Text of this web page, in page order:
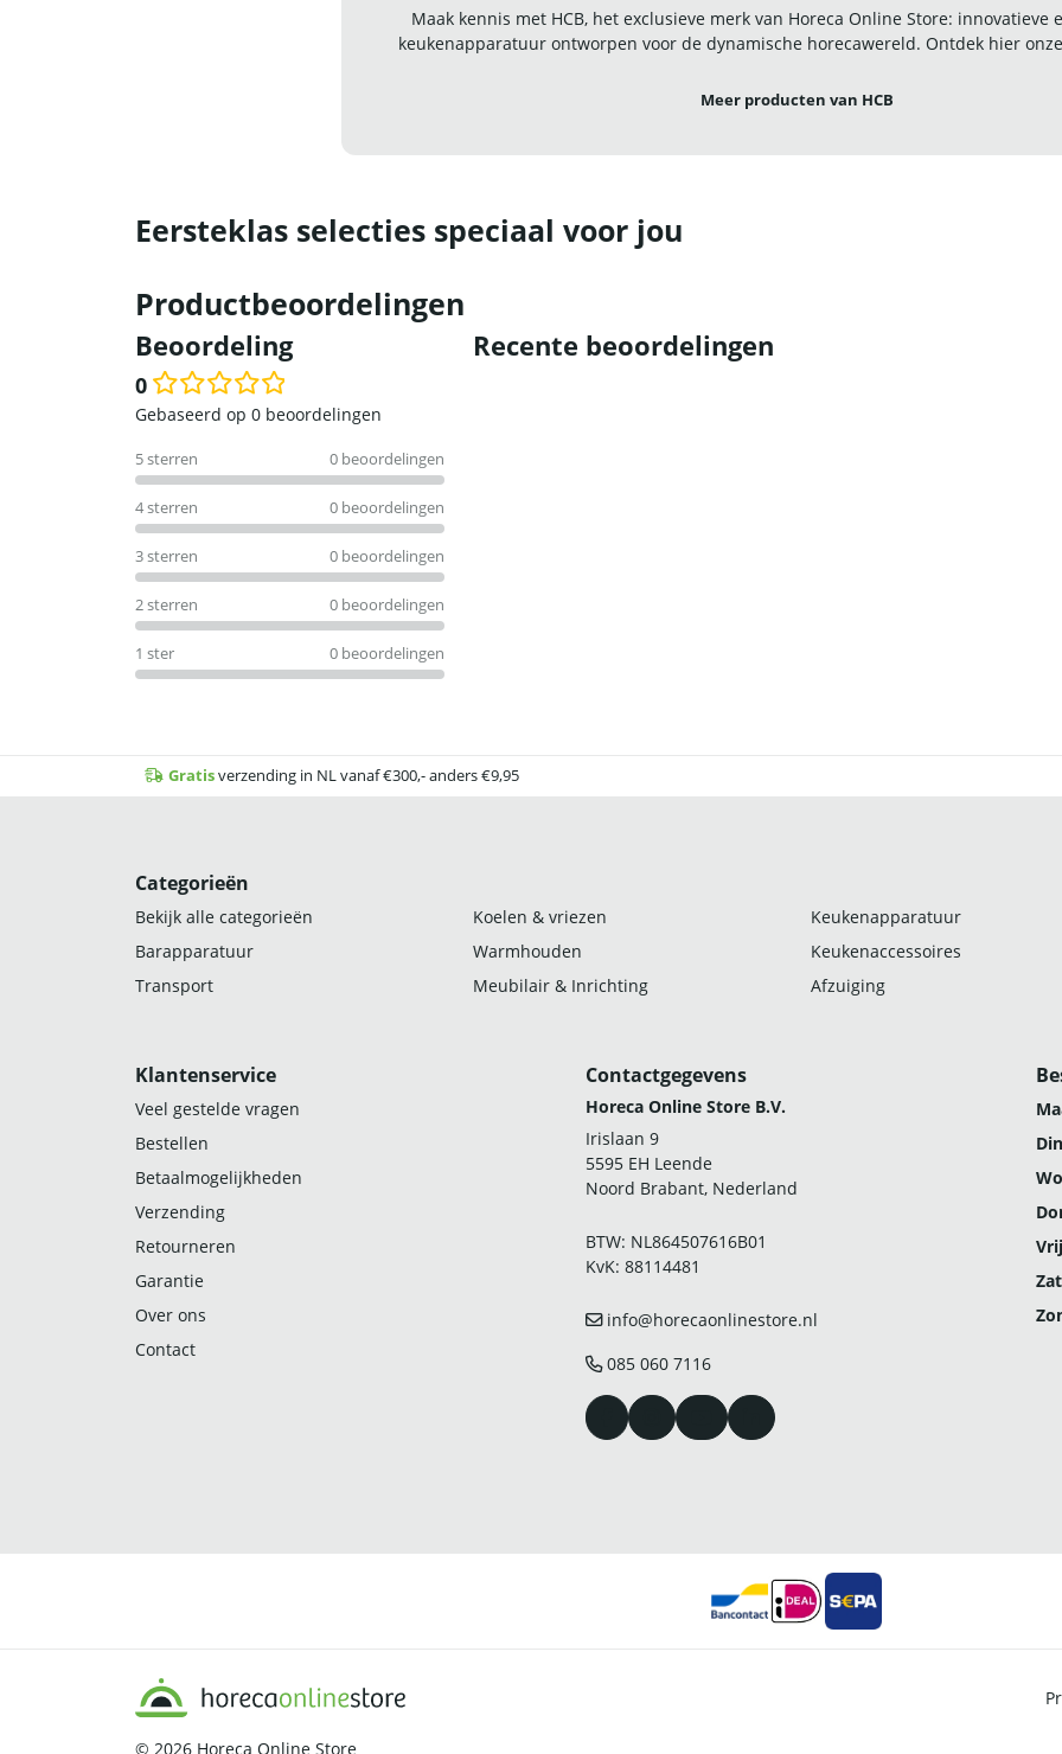
Maak kennis met HCB, het exclusieve merk van Horeca Online Store: innovatieve
keukenapparatuur ontworpen voor de dynamische horecawereld. Ontdek hier
Meer producten van HCB
Eersteklas selecties speciaal voor jou
Productbeoordelingen
Beoordeling
0
Waardering
uit
5
Gebaseerd op 0 beoordelingen
5 sterren 0 beoordelingen
4 sterren 0 beoordelingen
3 sterren 0 beoordelingen
2 sterren 0 beoordelingen
1 ster 0 beoordelingen
Recente beoordelingen
Gratisverzending in NL vanaf €300,- anders €9,95
Categorieën
Bekijk alle categorieën Koelen & vriezen
Keukenapparatuur
Barapparatuur
Warmhouden
Keukenaccessoires
Transport
Meubilair & Inrichting Afzuiging
Klantenservice
Veel gestelde vragen
Bestellen
Betaalmogelijkheden
Verzending
Retourneren
Garantie
Over ons
Contact
Contactgegevens
Horeca Online Store B.V.
Irislaan 9
5595 EH Leende
Noord Brabant, Nederland
BTW: NL864507616B01
KvK: 88114481
info@horecaonlinestore.nl
085 060 7116
© 2026 Horeca Online Store